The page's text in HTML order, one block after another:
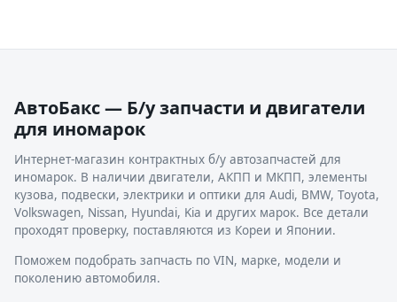
АвтоБакс — Б/у запчасти и двигатели
для иномарок
Интернет-магазин контрактных б/у автозапчастей для
иномарок. В наличии двигатели, АКПП и МКПП, элементы
кузова, подвески, электрики и оптики для Audi, BMW, Toyota,
Volkswagen, Nissan, Hyundai, Kia и других марок. Все детали
проходят проверку, поставляются из Кореи и Японии.
Поможем подобрать запчасть по VIN, марке, модели и
поколению автомобиля.